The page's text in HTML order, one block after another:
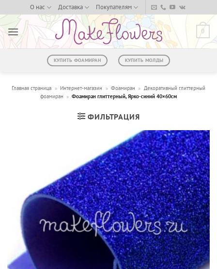
to
content
О нас Доставка Покупателям
0
КУПИТЬ ФОАМИРАН КУПИТЬ МОЛДЫ
Главная страница » Интернет-магазин » Фоамиран » Декоративный глиттерный
фоамиран » Фоамиран глиттерный, Ярко-синий 40×60см
ФИЛЬТРАЦИЯ